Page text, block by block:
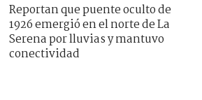
Reportan que puente oculto de
1926 emergió en el norte de La
Serena por lluvias y mantuvo
conectividad